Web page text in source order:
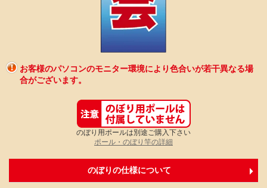
お客様のパソコンのモニター環境により色合いが若干異なる場
合がございます。
のぼり用ポールは別途ご購入下さい
ポール・のぼり竿の詳細
のぼりの仕様について